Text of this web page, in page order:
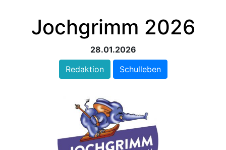
Jochgrimm 2026
28.01.2026
Redaktion
Schulleben